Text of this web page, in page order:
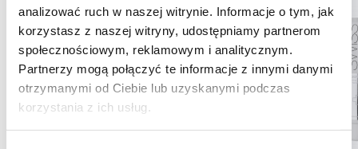
analizować ruch w naszej witrynie. Informacje o tym, jak
korzystasz z naszej witryny, udostępniamy partnerom
społecznościowym, reklamowym i analitycznym.
Partnerzy mogą połączyć te informacje z innymi danymi
otrzymanymi od Ciebie lub uzyskanymi podczas
korzystania z ich usług.